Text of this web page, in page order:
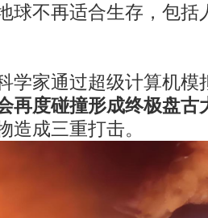
球不再适合生存，包括
学家通过超级计算机模
再度碰撞形成终极盘古
造成三重打击。